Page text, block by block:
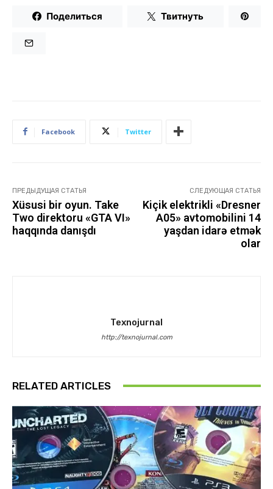
Поделиться Твитнуть
Facebook Twitter
ПРЕДЫДУЩАЯ СТАТЬЯ
Xüsusi bir oyun. Take
Two direktoru «GTA VI»
haqqında danışdı
СЛЕДУЮЩАЯ СТАТЬЯ
Kiçik elektrikli «Dresner
A05» avtomobilini 14
yaşdan idarə etmək
olar
Texnojurnal
http://texnojurnal.com
RELATED ARTICLES